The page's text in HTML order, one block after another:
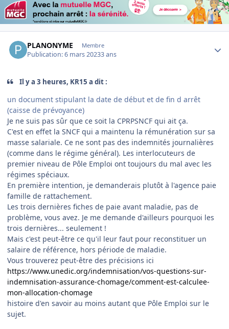
PLANONYME Membre
Publication:6 mars 20233 ans
Il y a 3 heures, KR15 a dit :
un document stipulant la date de début et de fin d arrêt
(caisse de prévoyance)
Je ne suis pas sûr que ce soit la CPRPSNCF qui ait ça.
C'est en effet la SNCF qui a maintenu la rémunération sur sa
masse salariale. Ce ne sont pas des indemnités journalières
(comme dans le régime général). Les interlocuteurs de
premier niveau de Pôle Emploi ont toujours du mal avec les
régimes spéciaux.
En première intention, je demanderais plutôt à l'agence paie
famille de rattachement.
Les trois dernières fiches de paie avant maladie, pas de
problème, vous avez. Je me demande d'ailleurs pourquoi les
trois dernières... seulement !
Mais c'est peut-être ce qu'il leur faut pour reconstituer un
salaire de référence, hors période de maladie.
Vous trouverez peut-être des précisions ici
https://www.unedic.org/indemnisation/vos-questions-sur-
indemnisation-assurance-chomage/comment-est-calculee-
mon-allocation-chomage
histoire d'en savoir au moins autant que Pôle Emploi sur le
sujet.